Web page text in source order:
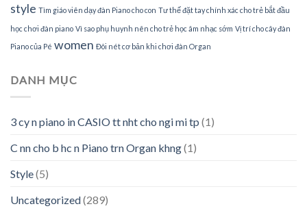
style Tìm giáo viên dạy đàn Piano cho con Tư thế đặt tay chính xác cho trẻ bắt đầu
học chơi đàn piano Vì sao phụ huynh nên cho trẻ học âm nhạc sớm Vị trí cho cây đàn
Piano của Pé women Đôi nét cơ bản khi chơi đàn Organ
DANH MỤC
3 cy n piano in CASIO tt nht cho ngi mi tp (1)
C nn cho b hc n Piano trn Organ khng(1)
Style(5)
Uncategorized(289)